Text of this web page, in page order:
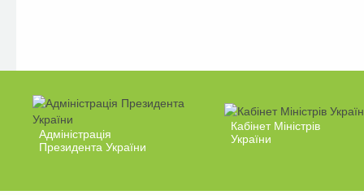
Адміністрація
Президента України
Кабінет Міністрів
України